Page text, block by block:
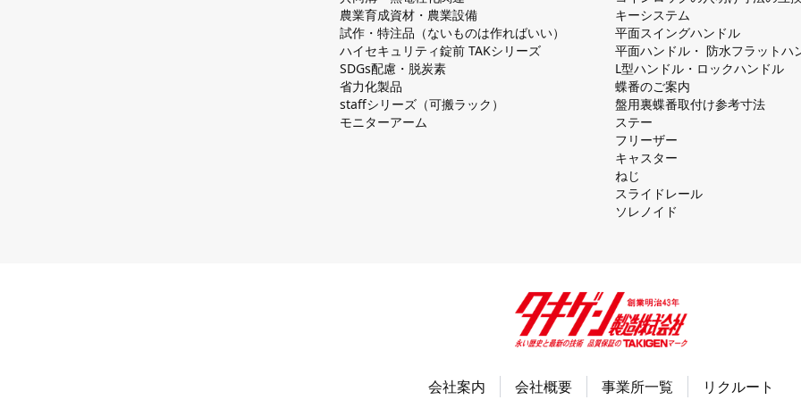
農業育成資材・農業設備
試作・特注品（ないものは作ればいい）
ハイセキュリティ錠前 TAKシリーズ
SDGs配慮・脱炭素
省力化製品
staffシリーズ（可搬ラック）
モニターアーム
キーシステム
平⾯スイングハンドル
平⾯ハンドル・ 防⽔フラットハ
L型ハンドル・ロックハンドル
蝶番のご案内
盤⽤裏蝶番取付け参考⼨法
ステー
フリーザー
キャスター
ねじ
スライドレール
ソレノイド
会社案内 会社概要 事業所一覧 リクルート